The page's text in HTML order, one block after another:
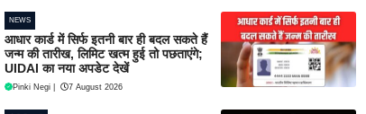
NEWS
आधार कार्ड में सिर्फ इतनी बार ही बदल सकते हैं
जन्म की तारीख, लिमिट खत्म हुई तो पछताएंगे;
UIDAI का नया अपडेट देखें
Pinki Negi 7 August 2026